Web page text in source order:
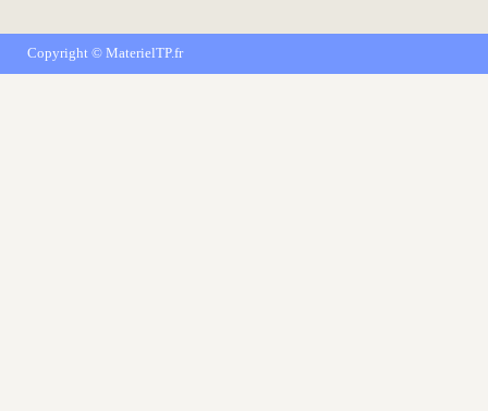
Copyright © MaterielTP.fr